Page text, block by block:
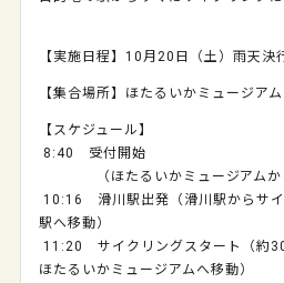
【実施日程】10月20日（土）雨天決
【集合場所】ほたるいかミュージアム
【スケジュール】
8:40 受付開始
（ほたるいかミュージアムから
10:16 滑川駅出発（滑川駅からサイ
駅へ移動）
11:20 サイクリングスタート（約
ほたるいかミュージアムへ移動）